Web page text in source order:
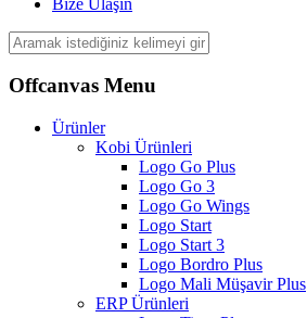
Offcanvas Menu
Ürünler
Kobi Ürünleri
Logo Go Plus
Logo Go 3
Logo Go Wings
Logo Start
Logo Start 3
Logo Bordro Plus
Logo Mali Müşavir Plus
ERP Ürünleri